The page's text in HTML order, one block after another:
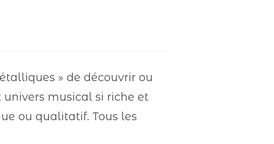
» de découvrir ou
musical si riche et
ou qualitatif. Tous les